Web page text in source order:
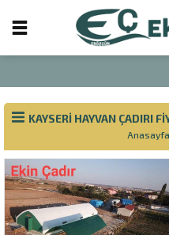
KAYSERI HAYVAN ÇADIRI
Anasayfa